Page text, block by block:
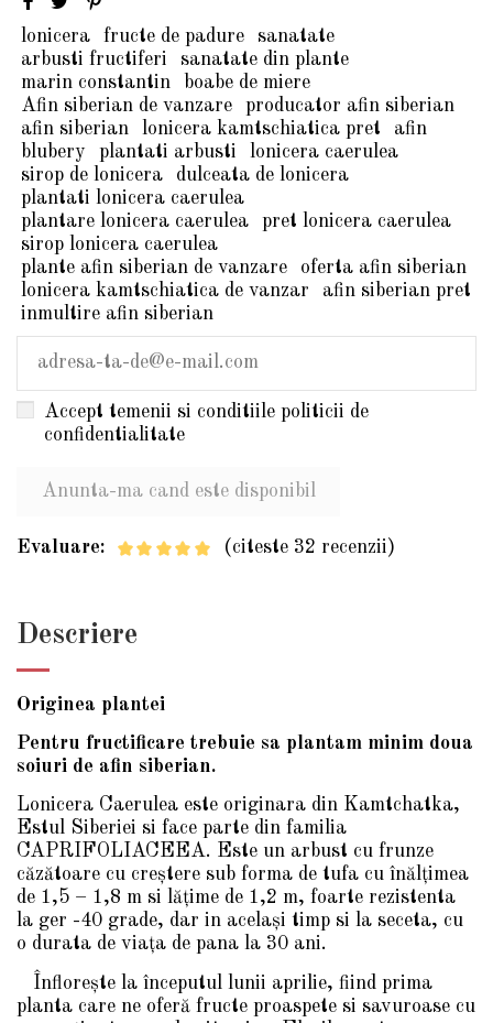
lonicera fructe de padure
sanatate
arbusti fructiferi
sanatate din plante
marin constantin
boabe de miere
Afin siberian de vanzare
producator afin siberian
afin siberian
lonicera kamtschiatica pret
afin
blubery
plantati arbusti
lonicera caerulea
sirop de lonicera
dulceata de lonicera
plantati lonicera caerulea
plantare lonicera caerulea
pret lonicera caerulea
sirop lonicera caerulea
plante afin siberian de vanzare
oferta afin siberian
lonicera kamtschiatica de vanzar
afin siberian pret
inmultire afin siberian
Accept temenii si conditiile politicii de
confidentialitate
Evaluare: (citeste 32 recenzii)
Descriere
Originea plantei
Pentru fructificare trebuie sa plantam minim doua
soiuri de afin siberian.
Lonicera Caerulea este originara din Kamtchatka,
Estul Siberiei si face parte din familia
CAPRIFOLIACEEA. Este un arbust cu frunze
căzătoare cu creştere sub forma de tufa cu înălţimea
de 1,5 – 1,8 m si lăţime de 1,2 m, foarte rezistenta
la ger -40 grade, dar in acelaşi timp si la seceta, cu
o durata de viaţa de pana la 30 ani.
Înfloreşte la începutul lunii aprilie, fiind prima
planta care ne oferă fructe proaspete si savuroase cu